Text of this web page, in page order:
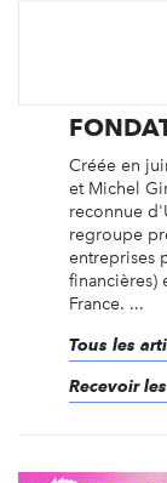
Créée en
et Michel
reconnue
regroupe
entreprises
financières)
France. ...
Tous les
Recevoir